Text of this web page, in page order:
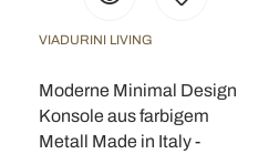
VIADURINI LIVING
Moderne Minimal Design
Konsole aus farbigem
Metall Made in Italy -